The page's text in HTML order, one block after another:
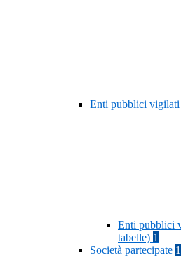
Enti pubblici vigilati
Enti pubblici
tabelle) 1
Società partecipate 1